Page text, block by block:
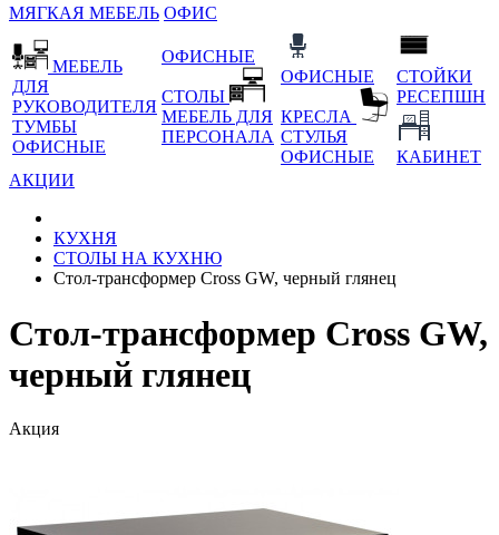
МЯГКАЯ МЕБЕЛЬ ОФИС
МЕБЕЛЬ
ДЛЯ
РУКОВОДИТЕЛЯ
ТУМБЫ
ОФИСНЫЕ
ОФИСНЫЕ
СТОЛЫ
МЕБЕЛЬ ДЛЯ
ПЕРСОНАЛА
ОФИСНЫЕ
КРЕСЛА
СТУЛЬЯ
ОФИСНЫЕ
СТОЙКИ
РЕСЕПШН
КАБИНЕТ
АКЦИИ
КУХНЯ
СТОЛЫ НА КУХНЮ
Стол-трансформер Cross GW, черный глянец
Стол-трансформер Cross GW,
черный глянец
Акция